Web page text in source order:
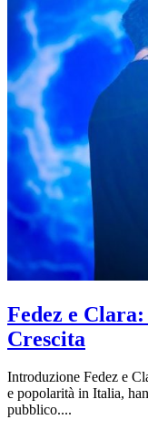
Fedez e
Crescita
Introduzione Fedez e
e popolarità in Italia,
pubblico....